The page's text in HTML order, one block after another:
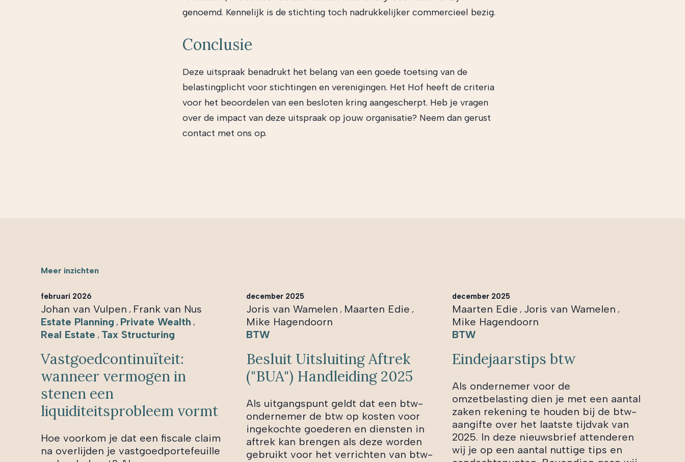
genoemd. Kennelijk is de stichting toch nadrukkelijker commercieel bezig.
Conclusie
Deze uitspraak benadrukt het belang van een goede toetsing van de
belastingplicht voor stichtingen en verenigingen. Het Hof heeft de criteria
voor het beoordelen van een besloten kring aangescherpt. Heb je vragen
over de impact van deze uitspraak op jouw organisatie? Neem dan gerust
contact met ons op.
Meer inzichten
februari 2026
Johan van Vulpen , Frank van Nus
Estate Planning , Private Wealth ,
Real Estate , Tax Structuring
Vastgoedcontinuïteit:
wanneer vermogen in
stenen een
liquiditeitsprobleem vormt
Hoe voorkom je dat een fiscale claim
na overlijden je vastgoedportefeuille
december 2025
Joris van Wamelen , Maarten Edie ,
Mike Hagendoorn
BTW
Besluit Uitsluiting Aftrek
("BUA") Handleiding 2025
Als uitgangspunt geldt dat een btw-
ondernemer de btw op kosten voor
ingekochte goederen en diensten in
aftrek kan brengen als deze worden
gebruikt voor het verrichten van btw-
december 2025
Maarten Edie , Joris van Wamelen ,
Mike Hagendoorn
BTW
Eindejaarstips btw
Als ondernemer voor de
omzetbelasting dien je met een aantal
zaken rekening te houden bij de btw-
aangifte over het laatste tijdvak van
2025. In deze nieuwsbrief attenderen
wij je op een aantal nuttige tips en